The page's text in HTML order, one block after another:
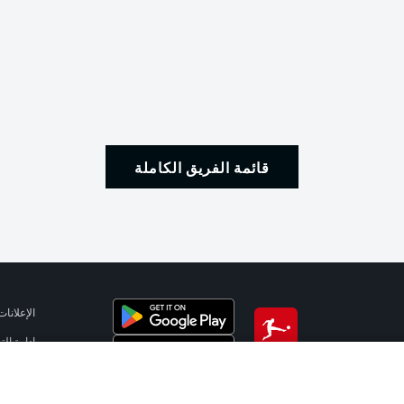
قائمة الفريق الكاملة
إدارة